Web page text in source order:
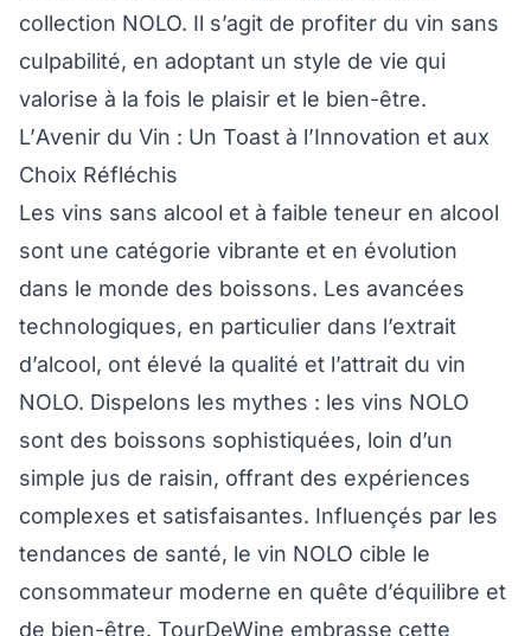
collection NOLO. Il s’agit de profiter du vin sans
culpabilité, en adoptant un style de vie qui
valorise à la fois le plaisir et le bien-être.
L’Avenir du Vin : Un Toast à l’Innovation et aux
Choix Réfléchis
Les vins sans alcool et à faible teneur en alcool
sont une catégorie vibrante et en évolution
dans le monde des boissons. Les avancées
technologiques, en particulier dans l’extrait
d’alcool, ont élevé la qualité et l’attrait du vin
NOLO. Dispelons les mythes : les vins NOLO
sont des boissons sophistiquées, loin d’un
simple jus de raisin, offrant des expériences
complexes et satisfaisantes. Influençés par les
tendances de santé, le vin NOLO cible le
consommateur moderne en quête d’équilibre et
de bien-être. TourDeWine embrasse cette